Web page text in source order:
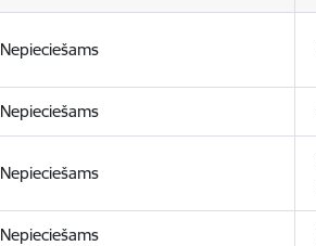
Nepieciešams
Nepieciešams
Nepieciešams
Nepieciešams